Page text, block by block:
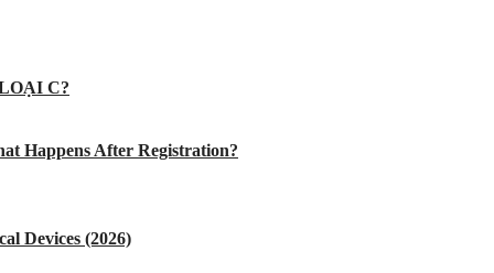
C?
Happens After Registration?
Devices (2026)